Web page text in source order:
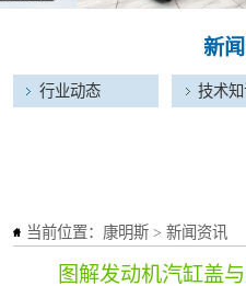
当前位置： 康明斯 > 新闻资讯
图解发动机汽缸盖
新
行业动态 技术知
发电机出租